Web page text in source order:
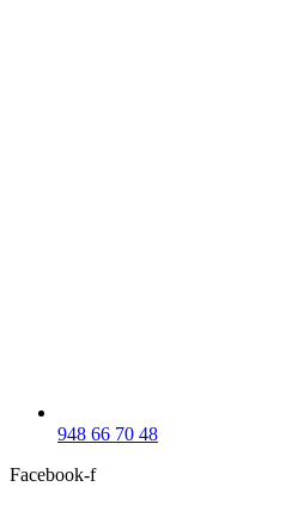
948 66 70 48
Facebook-f